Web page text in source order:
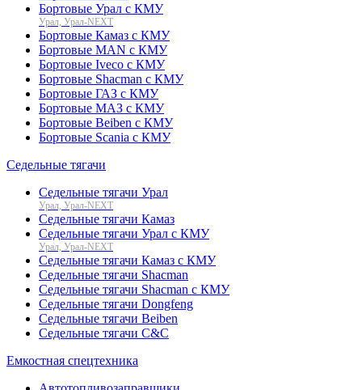
Бортовые Урал с КМУ
Урал, Урал-NEXT
Бортовые Камаз с КМУ
Бортовые MAN с КМУ
Бортовые Iveco с КМУ
Бортовые Shacman с КМУ
Бортовые ГАЗ с КМУ
Бортовые МАЗ с КМУ
Бортовые Beiben с КМУ
Бортовые Scania с КМУ
Седельные тягачи
Седельные тягачи Урал
Урал, Урал-NEXT
Седельные тягачи Камаз
Седельные тягачи Урал с КМУ
Урал, Урал-NEXT
Седельные тягачи Камаз с КМУ
Седельные тягачи Shacman
Седельные тягачи Shacman с КМУ
Седельные тягачи Dongfeng
Седельные тягачи Beiben
Седельные тягачи C&C
Емкостная спецтехника